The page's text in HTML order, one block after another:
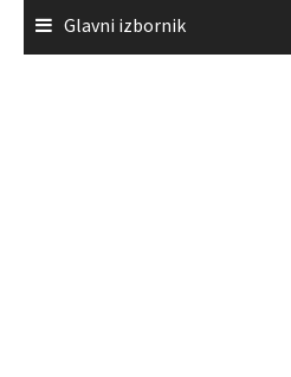
Glavni izbornik